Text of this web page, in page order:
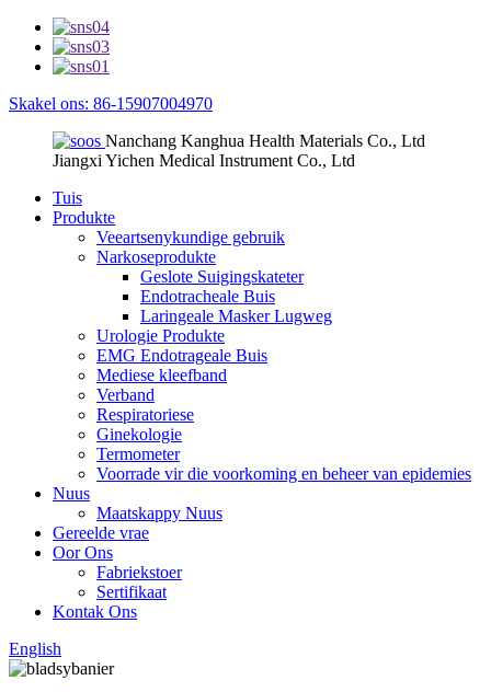
Skakel ons: 86-15907004970
Nanchang Kanghua Health Materials Co., Ltd
Jiangxi Yichen Medical Instrument Co., Ltd
Tuis
Produkte
Veeartsenykundige gebruik
Narkoseprodukte
Geslote Suigingskateter
Endotracheale Buis
Laringeale Masker Lugweg
Urologie Produkte
EMG Endotrageale Buis
Mediese kleefband
Verband
Respiratoriese
Ginekologie
Termometer
Voorrade vir die voorkoming en beheer van epidemies
Nuus
Maatskappy Nuus
Gereelde vrae
Oor Ons
Fabriekstoer
Sertifikaat
Kontak Ons
English